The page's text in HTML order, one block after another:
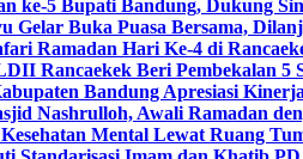
ke-5 Bupati Bandung, Dukung
Buka Puasa Bersama,
Ramadan Hari Ke-4 di
Rancaekek Beri Pembekalan 5
Bandung Apresiasi
Nashrulloh, Awali Ramadan
Mental Lewat Ruang